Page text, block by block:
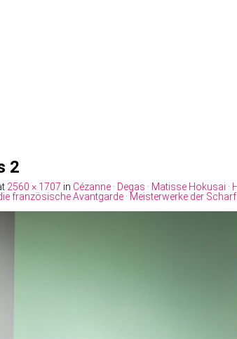
2
2560 × 1707 in Cézanne · Degas · Matisse Hokusai
französische Avantgarde · Meisterwerke der